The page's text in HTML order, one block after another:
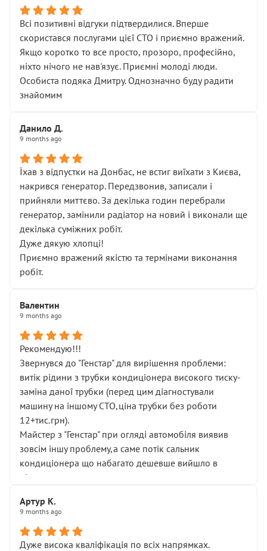
Всі позитивні відгуки підтвердилися. Вперше
скористався послугами цієї СТО і приємно вражений.
Якщо коротко то все просто, прозоро, професійно,
ніхто нічого не нав'язує. Приємні молоді люди.
Особиста подяка Дмитру. Однозначно буду радити
знайомим
Данило Д.
9 months ago
Їхав з відпустки на Донбас, не встиг виїхати з Києва,
накрився генератор. Передзвонив, записали і
прийняли миттєво. За декілька годин перебрали
генератор, замінили радіатор на новий і виконали ще
декілька суміжних робіт.
Дуже дякую хлопці!
Приємно вражений якістю та термінами виконання
робіт.
Валентин
9 months ago
Рекомендую!!!
Звернувся до "Генстар" для вирішення проблеми:
витік рідини з трубки кондиціонера високого тиску-
заміна даної трубки (перед цим діагностували
машину на іншому СТО,ціна трубки без роботи
12+тис.грн).
Майстер з "Генстар" при огляді автомобіля виявив
зовсім іншу проблему,а саме потік сальник
кондиціонера що набагато дешевше вийшло в
підсумку.
Артур К.
9 months ago
Дуже висока кваліфікація по всіх напрямках.